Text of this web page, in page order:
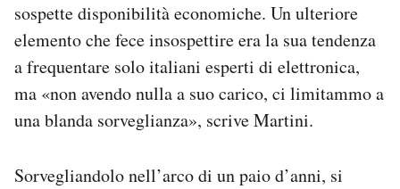
sospette disponibilità economiche. Un ulteriore
elemento che fece insospettire era la sua tendenza
a frequentare solo italiani esperti di elettronica,
ma «non avendo nulla a suo carico, ci limitammo a
una blanda sorveglianza», scrive Martini.
Sorvegliandolo nell’arco di un paio d’anni, si